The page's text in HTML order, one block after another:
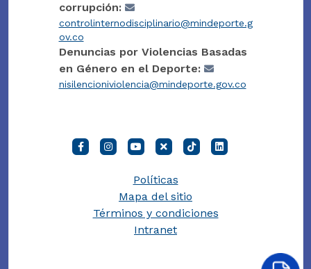
corrupción:
controlinternodisciplinario@mindeporte.g
ov.co
Denuncias por Violencias Basadas
en Género en el Deporte:
nisilencioniviolencia@mindeporte.gov.co
Políticas
Mapa del sitio
Términos y condiciones
Intranet